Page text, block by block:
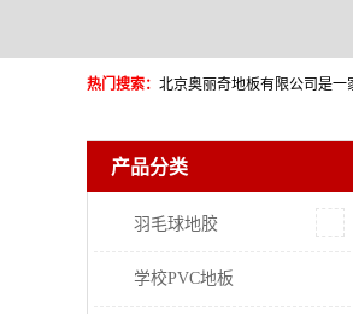
热门搜索：
产品分类
羽毛球地胶
学校PVC地板